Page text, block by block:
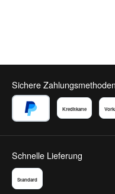
Sichere Zahlungsmethoden
Kreditkarte
Schnelle Lieferung
Standard